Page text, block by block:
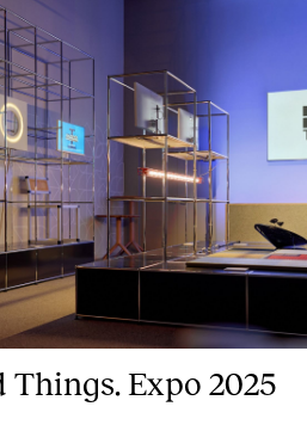
Things. Expo 2025